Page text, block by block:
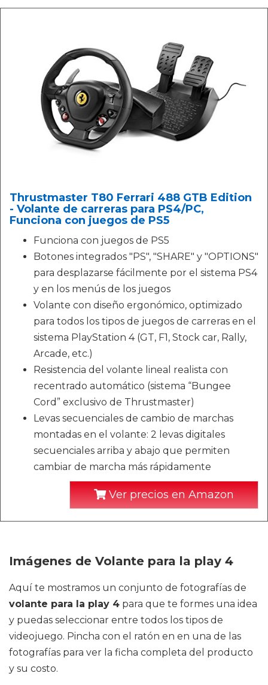
Thrustmaster T80 Ferrari 488 GTB Edition
- Volante de carreras para PS4/PC,
Funciona con juegos de PS5
Funciona con juegos de PS5
Botones integrados "PS", "SHARE" y "OPTIONS"
para desplazarse fácilmente por el sistema PS4
y en los menús de los juegos
Volante con diseño ergonómico, optimizado
para todos los tipos de juegos de carreras en el
sistema PlayStation 4 (GT, F1, Stock car, Rally,
Arcade, etc.)
Resistencia del volante lineal realista con
recentrado automático (sistema “Bungee
Cord” exclusivo de Thrustmaster)
Levas secuenciales de cambio de marchas
montadas en el volante: 2 levas digitales
secuenciales arriba y abajo que permiten
cambiar de marcha más rápidamente
Ver precios en Amazon
Imágenes de Volante para la play 4
Aquí te mostramos un conjunto de fotografías de
volante para la play 4 para que te formes una idea
y puedas seleccionar entre todos los tipos de
videojuego. Pincha con el ratón en en una de las
fotografías para ver la ficha completa del producto
y su costo.